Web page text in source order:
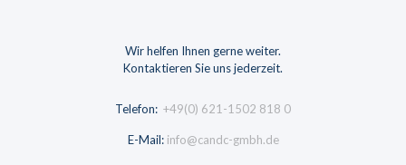
Wir helfen Ihnen gerne weiter.
Kontaktieren Sie uns jederzeit.
Telefon: +49(0) 621-1502 818 0
E-Mail: info@candc-gmbh.de